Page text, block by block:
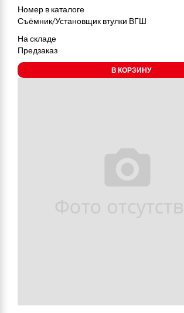
Номер в каталоге
Съёмник/Установщик втулки ВГШ
На складе
Предзаказ
В КОРЗИНУ